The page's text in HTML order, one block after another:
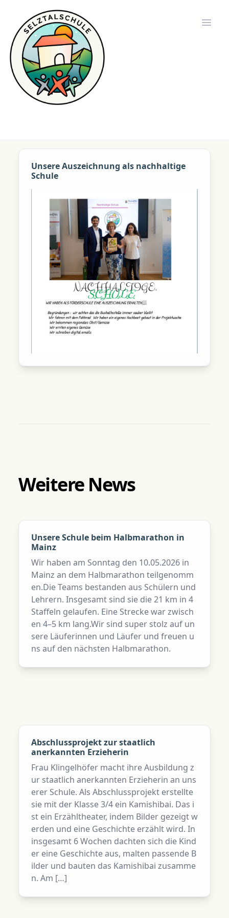
Selztalschule
Open
Unsere Auszeichnung als nachhaltige
Schule
Weitere News
Unsere Schule beim Halbmarathon in
Mainz
Wir haben am Sonntag den 10.05.2026 in
Mainz an dem Halbmarathon teilgenomm
en.Die Teams bestanden aus Schülern und
Lehrern. Insgesamt sind sie die 21 km in 4
Staffeln gelaufen. Eine Strecke war zwisch
en 4–5 km lang.Wir sind super stolz auf un
sere Läuferinnen und Läufer und freuen u
ns auf den nächsten Halbmarathon.
Abschlussprojekt zur staatlich
anerkannten Erzieherin
Frau Klingelhöfer macht ihre Ausbildung z
ur staatlich anerkannten Erzieherin an uns
erer Schule. Als Abschlussprojekt erstellte
sie mit der Klasse 3/4 ein Kamishibai. Das i
st ein Erzähltheater, indem Bilder gezeigt w
erden und eine Geschichte erzählt wird. In
insgesamt 6 Wochen dachten sich die Kind
er eine Geschichte aus, malten passende B
ilder und bauten das Kamishibai zusamme
n. Am […]